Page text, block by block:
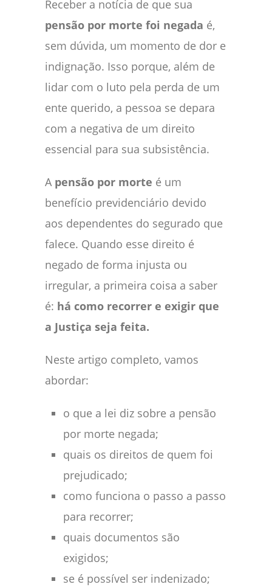
Receber a notícia de que sua
pensão por morte foi negada é,
sem dúvida, um momento de dor e
indignação. Isso porque, além de
lidar com o luto pela perda de um
ente querido, a pessoa se depara
com a negativa de um direito
essencial para sua subsistência.
A pensão por morte é um
benefício previdenciário devido
aos dependentes do segurado que
falece. Quando esse direito é
negado de forma injusta ou
irregular, a primeira coisa a saber
é: há como recorrer e exigir que
a Justiça seja feita.
Neste artigo completo, vamos
abordar:
o que a lei diz sobre a pensão
por morte negada;
quais os direitos de quem foi
prejudicado;
como funciona o passo a passo
para recorrer;
quais documentos são
exigidos;
se é possível ser indenizado;